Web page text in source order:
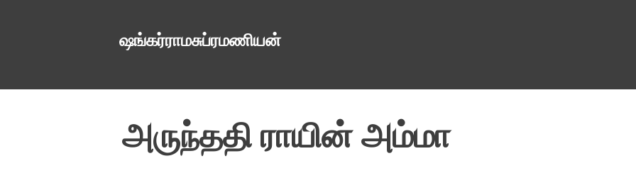
ஷங்கர்ராமசுப்ரமணியன்
அருந்ததி ராயின் அம்மா